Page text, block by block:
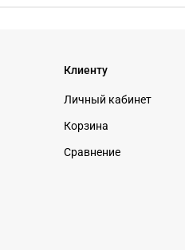
Клиенту
Личный кабинет
Корзина
Сравнение